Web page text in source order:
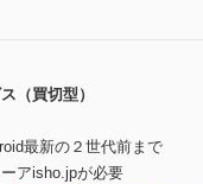
（買切型）
最新の２世代前まで
アisho.jpが必要